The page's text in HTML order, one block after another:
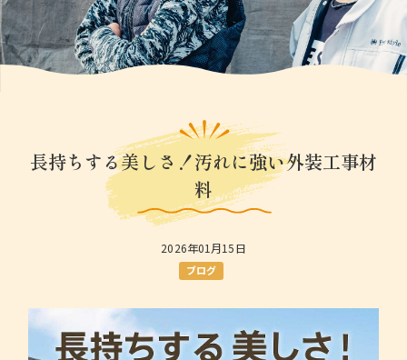
長持ちする美しさ！汚れに強い外装工事材
料
2026年01月15日
ブログ